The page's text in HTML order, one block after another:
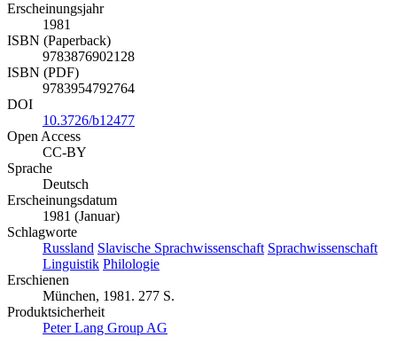
277
Erscheinungsjahr
1981
ISBN (Paperback)
9783876902128
ISBN (PDF)
10.3726/b12477
Open Access
CC-BY
Sprache
Deutsch
Erscheinungsdatum
1981 (Januar)
Schlagworte
Russland Slavische Sprachwissenschaft
Linguistik
Erschienen
München, 1981. 277 S.
Produktsicherheit